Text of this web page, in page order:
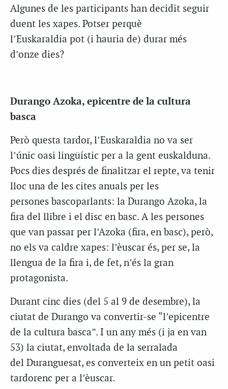
Algunes de les participants han decidit seguir
duent les xapes. Potser perquè
l’Euskaraldia pot (i hauria de) durar més
d’onze dies?
Durango Azoka, epicentre de la cultura
basca
Però questa tardor, l’Euskaraldia no va ser
l’únic oasi lingüístic per a la gent euskalduna.
Pocs dies després de finalitzar el repte, va tenir
lloc una de les cites anuals per les
persones bascoparlants: la Durango Azoka, la
fira del llibre i el disc en basc. A les persones
que van passar per l’Azoka (fira, en basc), però,
no els va caldre xapes: l’èuscar és, per se, la
llengua de la fira i, de fet, n’és la gran
protagonista.
Durant cinc dies (del 5 al 9 de desembre), la
ciutat de Durango va convertir-se “l’epicentre
de la cultura basca”. I un any més (i ja en van
53) la ciutat, envoltada de la serralada
del Duranguesat, es converteix en un petit oasi
tardorenc per a l’èuscar.